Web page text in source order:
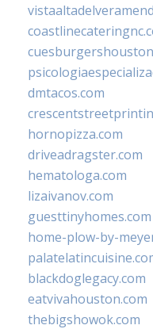
dmtacos.com
hornopizza.com
driveadragster.com
hematologa.com
lizaivanov.com
guesttinyhomes.com
home-plow-by-
blackdoglegacy.com
eatvivahouston.com
thebigshowok.com